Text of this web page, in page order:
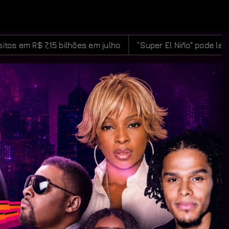
“Super El Niño" pode levar quase 50 milhões de